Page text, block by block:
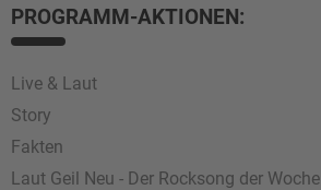
Management Platform
PROGRAMM-AKTIONEN:
Live & Laut
Story
Fakten
Laut Geil Neu - Der Rocksong der Woche